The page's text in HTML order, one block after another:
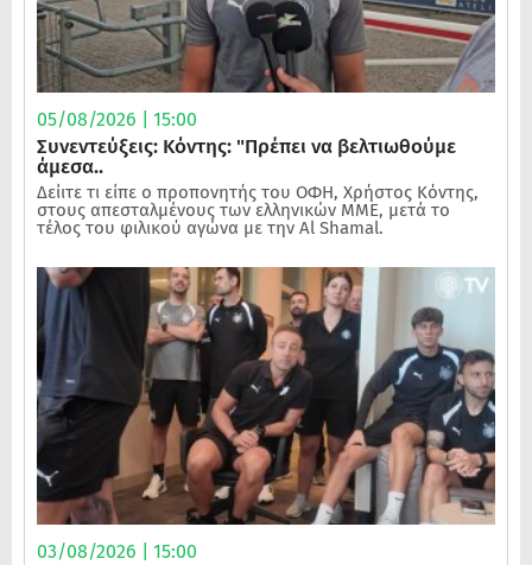
05/08/2026 | 15:00
Συνεντεύξεις: Κόντης: "Πρέπει να βελτιωθούμε
άμεσα..
Δείιτε τι είπε ο προπονητής του ΟΦΗ, Χρήστος Κόντης,
στους απεσταλμένους των ελληνικών ΜΜΕ, μετά το
τέλος του φιλικού αγώνα με την Al Shamal.
03/08/2026 | 15:00